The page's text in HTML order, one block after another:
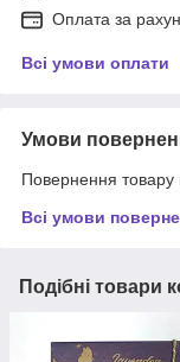
Оплата за
Всі умови оплати
Умови
Повернення товару
Всі умови
Подібні товари